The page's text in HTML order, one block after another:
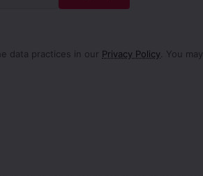
data practices in our Privacy Policy . You may